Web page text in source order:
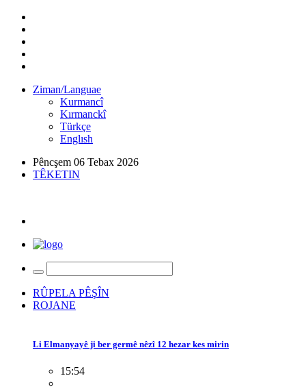
Ziman/Languae
Kurmancî
Kırmanckî
Türkçe
Englısh
Pêncşem 06 Tebax 2026
TÊKETIN
RÛPELA PÊŞÎN
ROJANE
Li Elmanyayê ji ber germê nêzî 12 hezar kes mirin
15:54